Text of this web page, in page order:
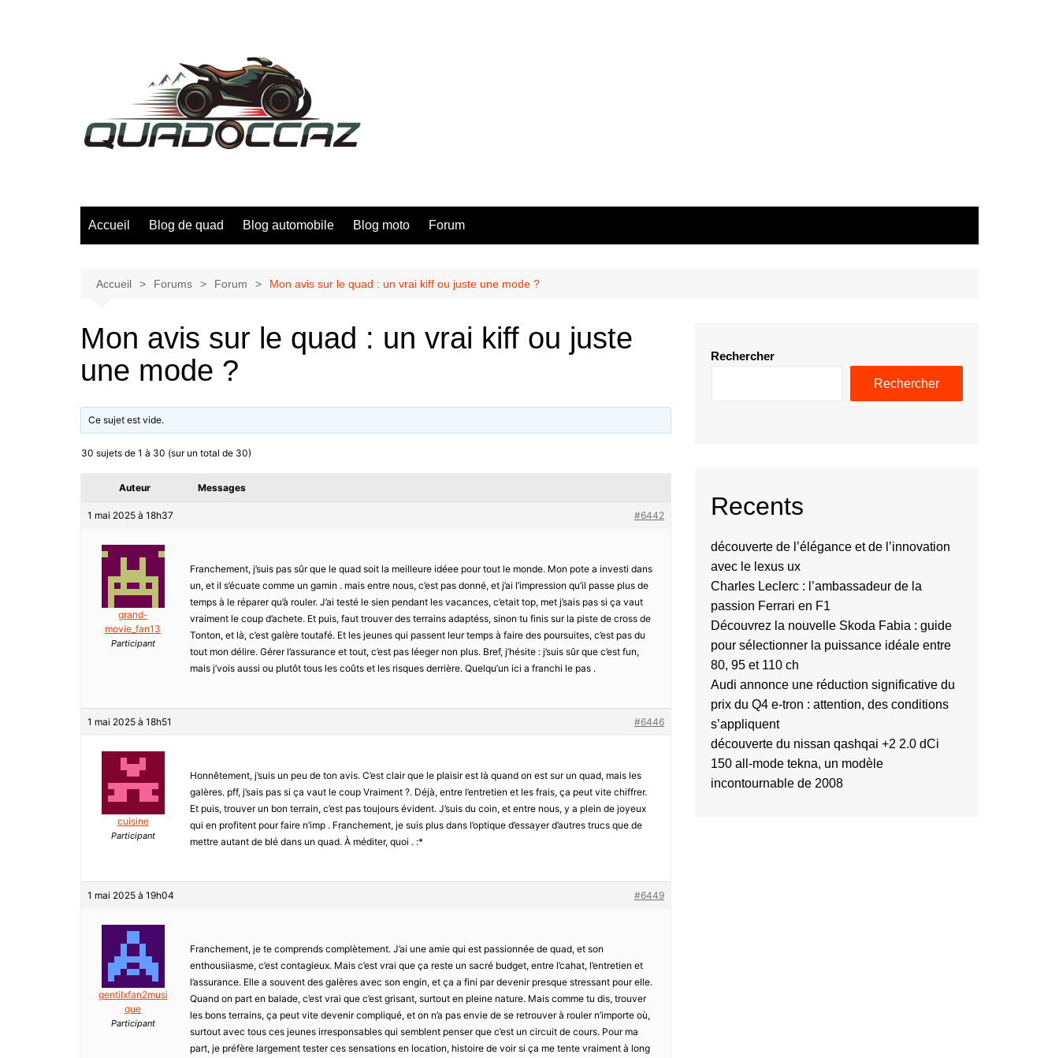
Accueil Blog de quad Blog automobile Blog moto Forum
Accueil Forums Forum Mon avis sur le quad : un vrai kiff ou juste une mode ?
Mon avis sur le quad : un vrai kiff ou juste
une mode ?
Ce sujet est vide.
30 sujets de 1 à 30 (sur un total de 30)
Auteur Messages
1 mai 2025 à 18h37 #6442
grand-
movie_fan13
Participant
Franchement, j’suis pas sûr que le quad soit la meilleure idéee pour tout le monde. Mon pote a investi dans
un, et il s’écuate comme un gamin . mais entre nous, c’est pas donné, et j’ai l’impression qu’il passe plus de
temps à le réparer qu’à rouler. J’ai testé le sien pendant les vacances, c’etait top, met j’sais pas si ça vaut
vraiment le coup d’achete. Et puis, faut trouver des terrains adaptéss, sinon tu finis sur la piste de cross de
Tonton, et là, c’est galère toutafé. Et les jeunes qui passent leur temps à faire des poursuites, c’est pas du
tout mon délire. Gérer l’assurance et tout, c’est pas léeger non plus. Bref, j’hésite : j’suis sûr que c’est fun,
mais j’vois aussi ou plutôt tous les coûts et les risques derrière. Quelqu’un ici a franchi le pas .
1 mai 2025 à 18h51 #6446
cuisine
Participant
Honnêtement, j’suis un peu de ton avis. C’est clair que le plaisir est là quand on est sur un quad, mais les
galères. pff, j’sais pas si ça vaut le coup Vraiment ?. Déjà, entre l’entretien et les frais, ça peut vite chiffrer.
Et puis, trouver un bon terrain, c’est pas toujours évident. J’suis du coin, et entre nous, y a plein de joyeux
qui en profitent pour faire n’imp . Franchement, je suis plus dans l’optique d’essayer d’autres trucs que de
mettre autant de blé dans un quad. À méditer, quoi . :*
1 mai 2025 à 19h04 #6449
gentilxfan2musi
que
Participant
Franchement, je te comprends complètement. J’ai une amie qui est passionnée de quad, et son
enthousiiasme, c’est contagieux. Mais c’est vrai que ça reste un sacré budget, entre l’cahat, l’entretien et
l’assurance. Elle a souvent des galères avec son engin, et ça a fini par devenir presque stressant pour elle.
Quand on part en balade, c’est vrai que c’est grisant, surtout en pleine nature. Mais comme tu dis, trouver
les bons terrains, ça peut vite devenir compliqué, et on n’a pas envie de se retrouver à rouler n’importe où,
surtout avec tous ces jeunes irresponsables qui semblent penser que c’est un circuit de cours. Pour ma
part, je préfère largement tester ces sensations en location, histoire de voir si ça me tente vraiment à long
Rechercher
Rechercher
Recents
découverte de l’élégance et de l’innovation
avec le lexus ux
Charles Leclerc : l’ambassadeur de la
passion Ferrari en F1
Découvrez la nouvelle Skoda Fabia : guide
pour sélectionner la puissance idéale entre
80, 95 et 110 ch
Audi annonce une réduction significative du
prix du Q4 e-tron : attention, des conditions
s’appliquent
découverte du nissan qashqai +2 2.0 dCi
150 all-mode tekna, un modèle
incontournable de 2008